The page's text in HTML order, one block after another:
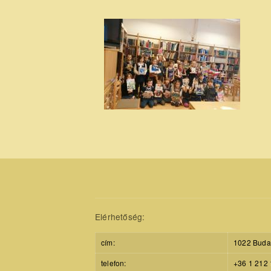
Elérhetőség:
cím:
1022
telefon:
+36 1 212